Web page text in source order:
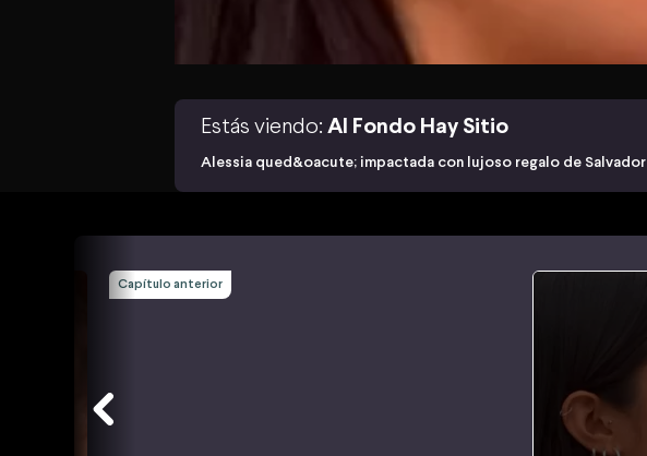
Estás viendo: Al Fondo Hay Sitio
Alessia qued&oacute; impactada con lujoso regalo de Salvador
Capítulo anterior